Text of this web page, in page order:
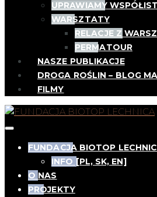
UPRAWIAMY
WARSZTATY
RELACJE Z
PERMATOUR
NASZE PUBLIKACJE
DROGA ROŚLIN – BLOG
FILMY
FUNDACJA BIOTOP
INFO [PL, SK, EN]
O NAS
PROJEKTY